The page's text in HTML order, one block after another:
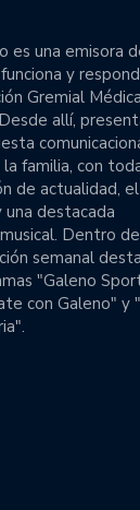
El
es una emisora
y
Gremial
allí,
familia, con
de actualidad, el
destacada
Dentro
semanal
"Galeno
con Galeno" y